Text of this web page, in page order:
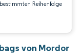
Reihenfolge
von Mordor